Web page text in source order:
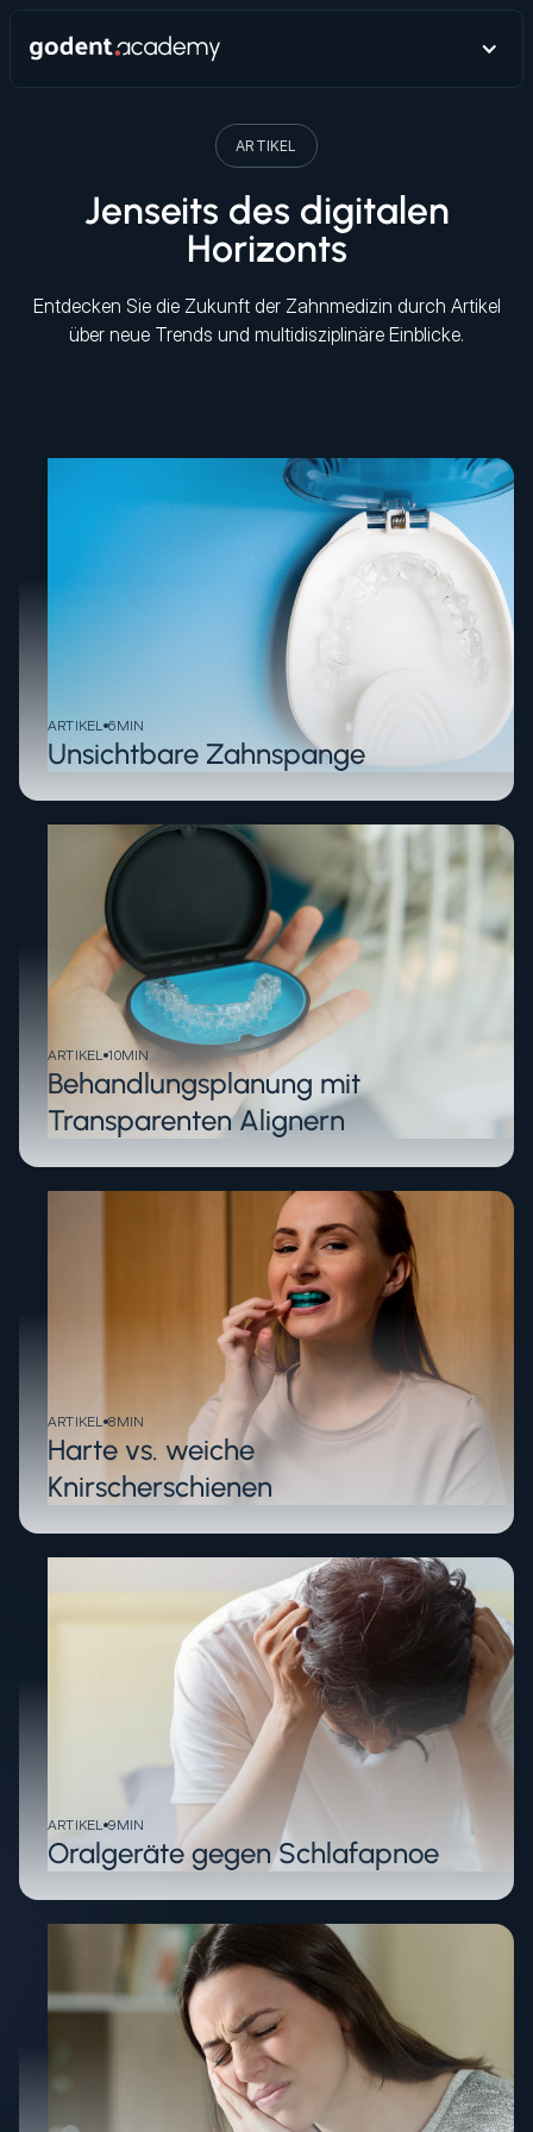
ARTIKEL
Jenseits des digitalen
Horizonts
Entdecken Sie die Zukunft der Zahnmedizin durch Artikel
über neue Trends und multidisziplinäre Einblicke.
ARTIKEL 6MIN
Unsichtbare Zahnspange
ARTIKEL 10MIN
Behandlungsplanung mit
Transparenten Alignern
ARTIKEL 8MIN
Harte vs. weiche
Knirscherschienen
ARTIKEL 9MIN
Oralgeräte gegen Schlafapnoe